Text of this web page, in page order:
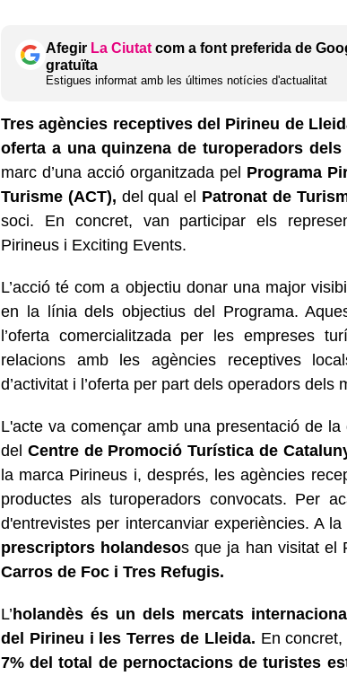
Afegir La Ciutat com a font preferida de
gratuïta
Estigues informat amb les últimes notícies d'actualitat
Tres agències receptives del Pirineu de
oferta a una quinzena de turoperadors dels
marc d’una acció organitzada pel Programa
Turisme (ACT), del qual el Patronat de
soci. En concret, van participar els
Pirineus i Exciting Events.
L’acció té com a objectiu donar una major
en la línia dels objectius del Programa.
l’oferta comercialitzada per les empreses
relacions amb les agències receptives
d’activitat i l’oferta per part dels operadors dels
L'acte va començar amb una presentació de
del Centre de Promoció Turística de
la marca Pirineus i, després, les agències
productes als turoperadors convocats. Per
d'entrevistes per intercanviar experiències. A
prescriptors holandesos que ja han visitat el
Carros de Foc i Tres Refugis.
L’holandès és un dels mercats
del Pirineu i les Terres de Lleida. En concret,
7% del total de pernoctacions de turistes